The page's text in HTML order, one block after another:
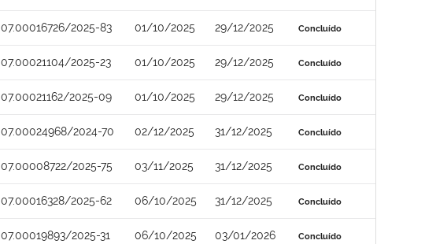
2025-83 01/10/2025 29/12/2025 Concluído
2025-23 01/10/2025 29/12/2025 Concluído
2025-09 01/10/2025 29/12/2025 Concluído
2024-70 02/12/2025 31/12/2025 Concluído
2025-75 03/11/2025 31/12/2025 Concluído
2025-62 06/10/2025 31/12/2025 Concluído
2025-31 06/10/2025 03/01/2026 Concluído